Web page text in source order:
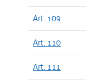
Art. 109
Art. 110
Art. 111